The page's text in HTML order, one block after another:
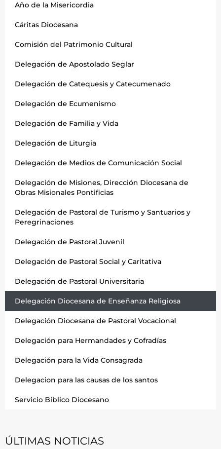
Año de la Misericordia
Cáritas Diocesana
Comisión del Patrimonio Cultural
Delegación de Apostolado Seglar
Delegación de Catequesis y Catecumenado
Delegación de Ecumenismo
Delegación de Familia y Vida
Delegación de Liturgia
Delegación de Medios de Comunicación Social
Delegación de Misiones, Dirección Diocesana de
Obras Misionales Pontificias
Delegación de Pastoral de Turismo y Santuarios y
Peregrinaciones
Delegación de Pastoral Juvenil
Delegación de Pastoral Social y Caritativa
Delegación de Pastoral Universitaria
Delegación Diocesana de Enseñanza Religiosa
Delegación Diocesana de Pastoral Vocacional
Delegación para Hermandades y Cofradías
Delegación para la Vida Consagrada
Delegacion para las causas de los santos
Servicio Bíblico Diocesano
ÚLTIMAS NOTICIAS